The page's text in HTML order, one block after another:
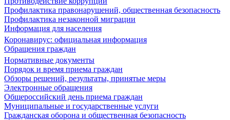
Профилактика правонарушений, общественная безопасность
Профилактика незаконной миграции
Информация для населения
Коронавирус: официальная информация
Обращения граждан
Нормативные документы
Порядок и время приема граждан
Обзоры решений, результаты, принятые меры
Электронные обращения
Общероссийский день приема граждан
Муниципальные и государственные услуги
Гражданская оборона и общественная безопасность